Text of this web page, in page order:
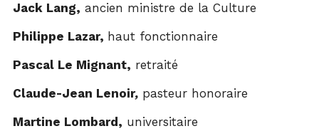
Jack Lang, ancien ministre de la Culture
Philippe Lazar, haut fonctionnaire
Pascal Le Mignant, retraité
Claude-Jean Lenoir, pasteur honoraire
Martine Lombard, universitaire